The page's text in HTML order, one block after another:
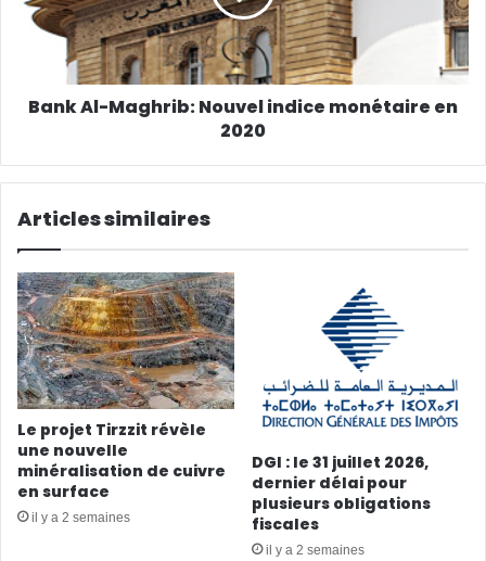
Bank Al-Maghrib: Nouvel indice monétaire en
2020
Articles similaires
Le projet Tirzzit révèle
une nouvelle
minéralisation de cuivre
en surface
il y a 2 semaines
DGI : le 31 juillet 2026,
dernier délai pour
plusieurs obligations
fiscales
il y a 2 semaines